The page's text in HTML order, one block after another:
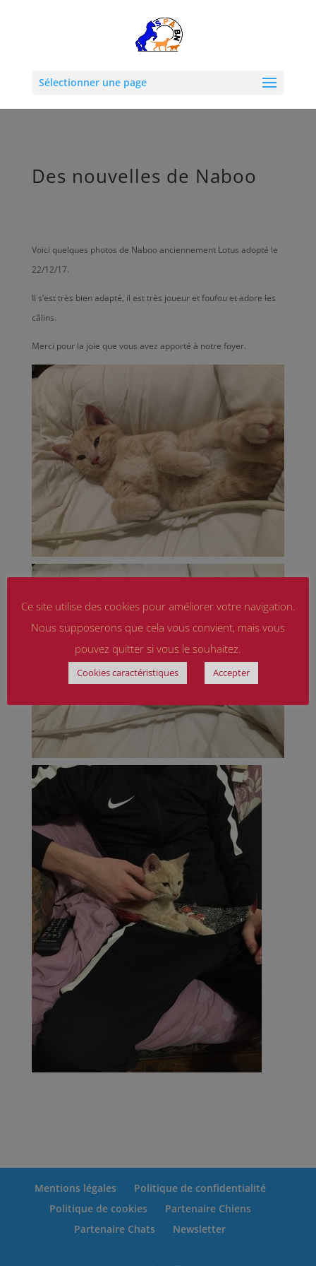
Sélectionner une page
Des nouvelles de Naboo
Voici quelques photos de Naboo anciennement Lotus adopté le
22/12/17.
Il s’est très bien adapté, il est très joueur et foufou et adore les
câlins.
Merci pour la joie que vous avez apporté à notre foyer.
Mentions légales
Politique de confidentialité
Politique de cookies
Partenaire Chiens
Partenaire Chats
Newsletter
Ce site utilise des cookies pour améliorer votre navigation.
Nous supposerons que cela vous convient, mais vous
pouvez quitter si vous le souhaitez.
Cookies caractéristiques Accepter